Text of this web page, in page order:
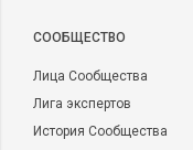
Premium
Профессиональные
Beauty Image
CООБЩЕСТВО
Лица Сообщества
Лига экспертов
История Сообщества